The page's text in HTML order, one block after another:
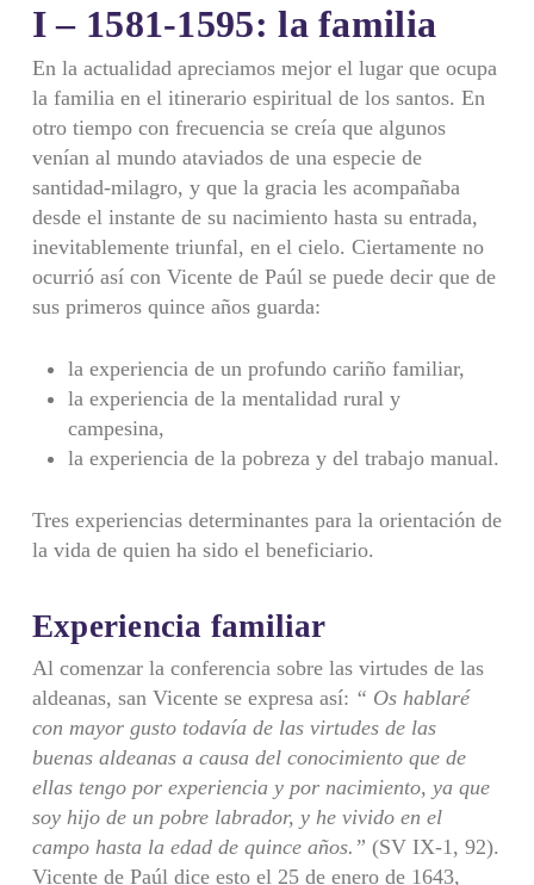
I – 1581-1595: la familia
En la actualidad apreciamos mejor el lugar que ocupa
la familia en el itinerario espiritual de los santos. En
otro tiempo con frecuencia se creía que algunos
venían al mundo ataviados de una especie de
santidad-milagro, y que la gracia les acompañaba
desde el instante de su nacimiento hasta su entrada,
inevitablemente triunfal, en el cielo. Ciertamente no
ocurrió así con Vicente de Paúl se puede decir que de
sus primeros quince años guarda:
la experiencia de un profundo cariño familiar,
la experiencia de la mentalidad rural y
campesina,
la experiencia de la pobreza y del trabajo manual.
Tres experiencias determinantes para la orientación de
la vida de quien ha sido el beneficiario.
Experiencia familiar
Al comenzar la conferencia sobre las virtudes de las
aldeanas, san Vicente se expresa así: “ Os hablaré
con mayor gusto todavía de las virtudes de las
buenas aldeanas a causa del conocimiento que de
ellas tengo por experiencia y por nacimiento, ya que
soy hijo de un pobre labrador, y he vivido en el
campo hasta la edad de quince años.” (SV IX-1, 92).
Vicente de Paúl dice esto el 25 de enero de 1643,